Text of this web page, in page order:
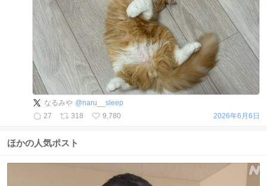
なるみや @naru__sleep
27
318 9,780 2026年6月6日
ほかの人気ポスト